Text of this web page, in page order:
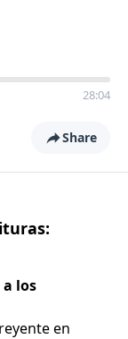
28:04
Share
los
en